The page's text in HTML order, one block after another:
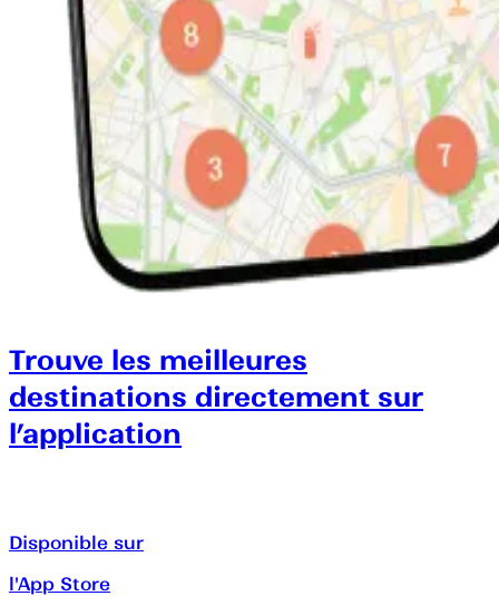
Trouve les meilleures
destinations directement sur
l’application
Disponible sur
l'App Store